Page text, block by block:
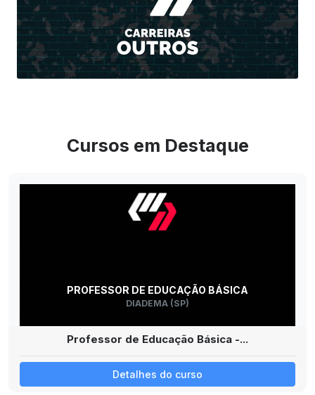
Cursos em Destaque
PROFESSOR DE EDUCAÇÃO BÁSICA
DIADEMA (SP)
Professor de Educação Básica -...
Detalhes do curso